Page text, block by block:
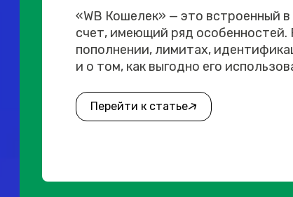
«WB Кошелек» — это встроенный
счет, имеющий ряд особенностей.
пополнении, лимитах,
и о том, как выгодно его
Перейти к статье